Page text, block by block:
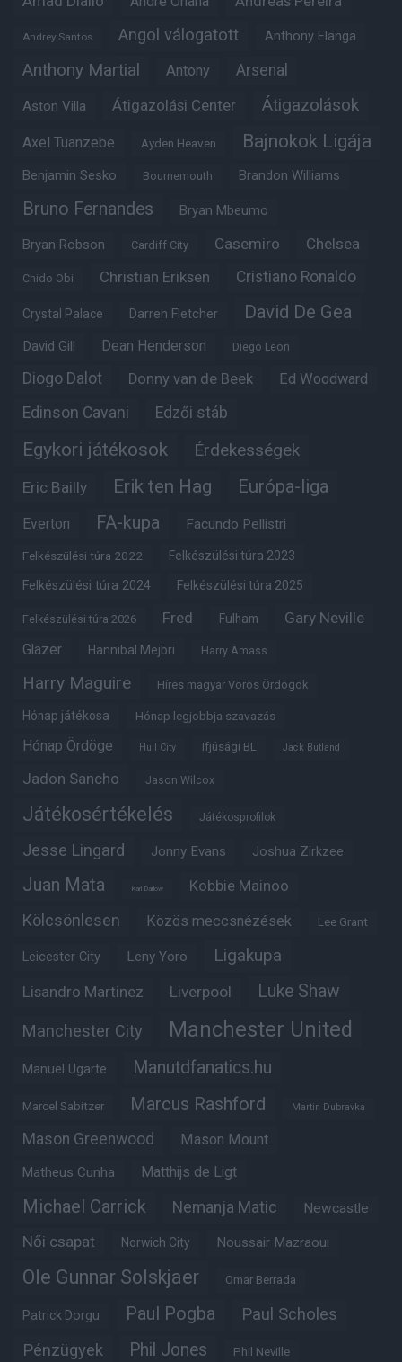
Andrey Santos Angol válogatott Anthony Elanga
Anthony Martial Antony Arsenal
Aston Villa Átigazolási Center Átigazolások
Axel Tuanzebe Ayden Heaven Bajnokok Ligája
Benjamin Sesko Bournemouth Brandon Williams
Bruno Fernandes Bryan Mbeumo
Bryan Robson Cardiff City Casemiro Chelsea
Chido Obi Christian Eriksen Cristiano Ronaldo
Crystal Palace Darren Fletcher David De Gea
David Gill Dean Henderson Diego Leon
Diogo Dalot Donny van de Beek Ed Woodward
Edinson Cavani Edzői stáb
Egykori játékosok Érdekességek
Eric Bailly Erik ten Hag Európa-liga
Everton FA-kupa Facundo Pellistri
Felkészülési túra 2022 Felkészülési túra 2023
Felkészülési túra 2024 Felkészülési túra 2025
Felkészülési túra 2026 Fred Fulham Gary Neville
Glazer Hannibal Mejbri Harry Amass
Harry Maguire Híres magyar Vörös Ördögök
Hónap játékosa Hónap legjobbja szavazás
Hónap Ördöge Hull City Ifjúsági BL Jack Butland
Jadon Sancho Jason Wilcox
Játékosértékelés Játékosprofilok
Jesse Lingard Jonny Evans Joshua Zirkzee
Juan Mata Karl Darlow Kobbie Mainoo
Kölcsönlesen Közös meccsnézések Lee Grant
Leicester City Leny Yoro Ligakupa
Lisandro Martinez Liverpool Luke Shaw
Manchester City Manchester United
Manuel Ugarte Manutdfanatics.hu
Marcel Sabitzer Marcus Rashford Martin Dubravka
Mason Greenwood Mason Mount
Matheus Cunha Matthijs de Ligt
Michael Carrick Nemanja Matic Newcastle
Női csapat Norwich City Noussair Mazraoui
Ole Gunnar Solskjaer Omar Berrada
Patrick Dorgu Paul Pogba Paul Scholes
Pénzügyek Phil Jones Phil Neville